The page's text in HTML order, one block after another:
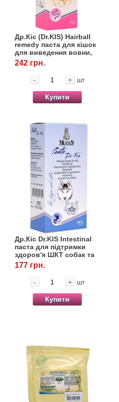
Др.Кіс (Dr.KIS) Hairball
remedy паста для кішок
для виведення вовни,
100 г, Modes
242 грн.
- + шт
Купити
Др.Кіс Dr.KIS Intestinal
паста для підтримки
здоров'я ШКТ собак та
котів, 50 г, Modes
177 грн.
- + шт
Купити